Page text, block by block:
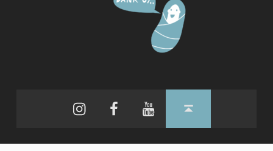
FacebookYouTubeBack to top ↑